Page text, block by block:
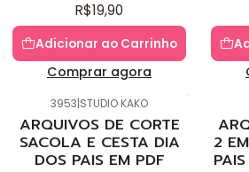
R$19,90
Adicionar ao Carrinho
Comprar agora
3953|STUDIO KAKO
ARQUIVOS DE CORTE
SACOLA E CESTA DIA
DOS PAIS EM PDF
2